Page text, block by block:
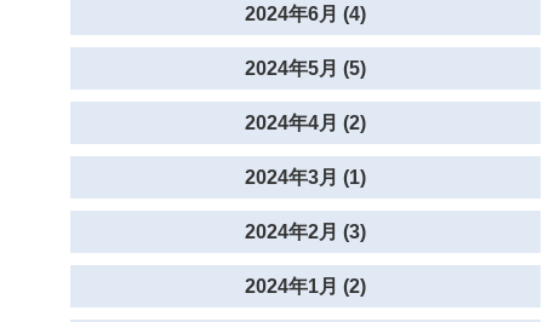
2024年6月 (4)
2024年5月 (5)
2024年4月 (2)
2024年3月 (1)
2024年2月 (3)
2024年1月 (2)